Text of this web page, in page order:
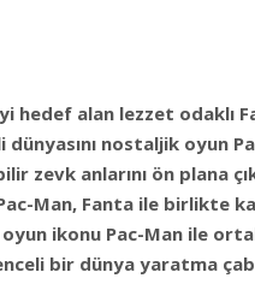
hedef alan lezzet odaklı
dünyasını nostaljik oyun
zevk anlarını ön plana
Man, Fanta ile birlikte
ikonu Pac-Man ile
bir dünya yaratma